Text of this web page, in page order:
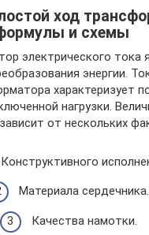
ход
и схемы
электрического тока
энергии.
характеризует
нагрузки.
от нескольких
Конструктивного
Материала сердечника.
Качества намотки.